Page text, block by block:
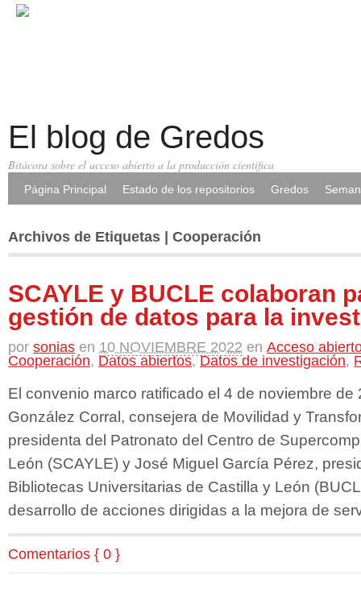
El blog de Gredos
Bitácora sobre el acceso abierto a la producción científica
Página Principal Estado de los repositorios Gredos
Archivos de Etiquetas | Cooperación
SCAYLE y BUCLE colaboran
gestión de datos para la
por sonias en 10 NOVIEMBRE 2022 en Acceso
Cooperación, Datos abiertos,Datos de investigación,
El convenio marco ratificado el 4 de noviembre de
González Corral, consejera de Movilidad y
presidenta del Patronato del Centro de
León (SCAYLE) y José Miguel García Pérez,
Bibliotecas Universitarias de Castilla y León
desarrollo de acciones dirigidas a la mejora de
Comentarios { 0 }